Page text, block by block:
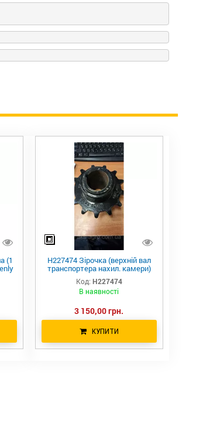
(1 H227474 Зірочка (верхній вал
транспортера нахил. камери)
Бразилія HXE123463
Код: H227474
В наявності
3 150,00 грн.
КУПИТИ